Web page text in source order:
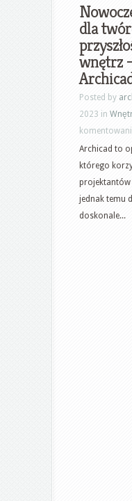
dla
wnętrz
Posted by
2023 in
Archicad to
którego
projektantów
jednak temu
doskonale...